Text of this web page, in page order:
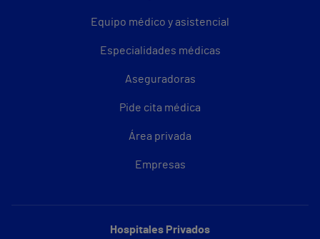
Equipo médico y asistencial
Especialidades médicas
Aseguradoras
Pide cita médica
Área privada
Empresas
Hospitales Privados